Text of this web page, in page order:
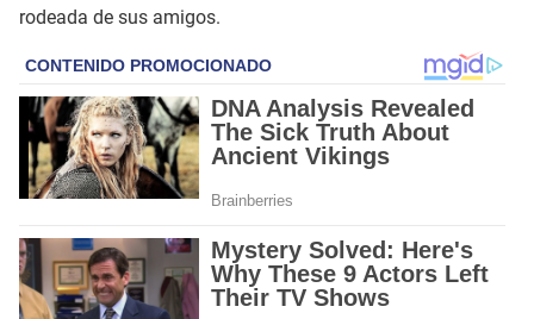
rodeada de sus amigos.